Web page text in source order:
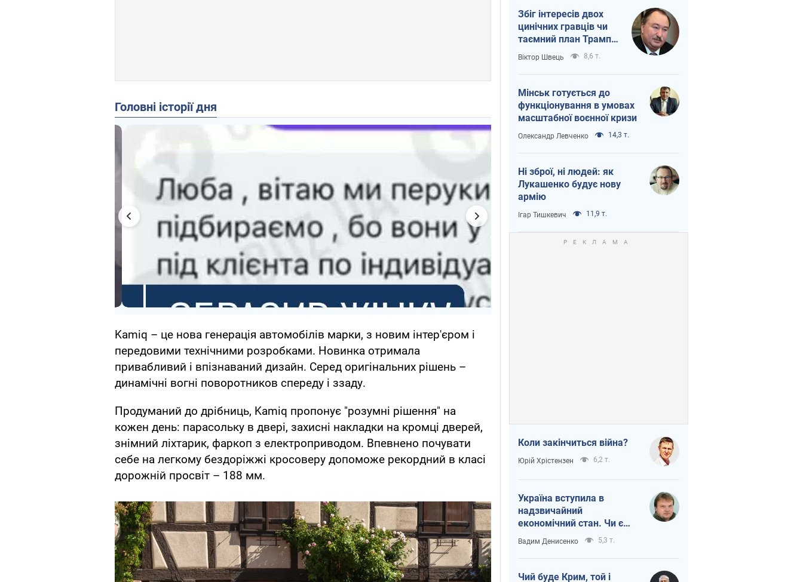
Головні історії дня
Kamiq – це нова генерація автомобілів марки, з новим інтер'єром і
передовими технічними розробками. Новинка отримала
привабливий і впізнаваний дизайн. Серед оригінальних рішень –
динамічні вогні поворотников спереду і ззаду.
Продуманий до дрібниць, Kamiq пропонує "розумні рішення" на
кожен день: парасольку в двері, захисні накладки на кромці дверей,
знімний ліхтарик, фаркоп з електроприводом. Впевнено почувати
себе на легкому бездоріжжі кросоверу допоможе рекордний в класі
дорожній просвіт – 188 мм.
Збіг інтересів двох
цинічних гравців чи
таємний план Трампа
і Путіна?
Віктор Швець 8,6 т.
Мінськ готується до
функціонування в умовах
масштабної воєнної кризи
Олександр Левченко 14,3 т.
Ні зброї, ні людей: як
Лукашенко будує нову
армію
Ігар Тишкевич 11,9 т.
Коли закінчиться війна?
Юрій Хрістензен 6,2 т.
Україна вступила в
надзвичайний
економічний стан. Чи є
світло вкінці тунелю?
Вадим Денисенко 5,3 т.
Чий буде Крим, той і